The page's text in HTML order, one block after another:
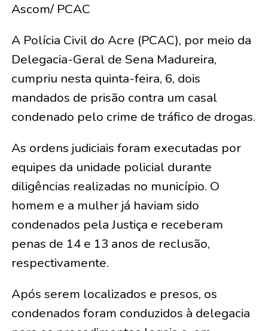
Ascom/ PCAC
A Polícia Civil do Acre (PCAC), por meio da
Delegacia-Geral de Sena Madureira,
cumpriu nesta quinta-feira, 6, dois
mandados de prisão contra um casal
condenado pelo crime de tráfico de drogas.
As ordens judiciais foram executadas por
equipes da unidade policial durante
diligências realizadas no município. O
homem e a mulher já haviam sido
condenados pela Justiça e receberam
penas de 14 e 13 anos de reclusão,
respectivamente.
Após serem localizados e presos, os
condenados foram conduzidos à delegacia